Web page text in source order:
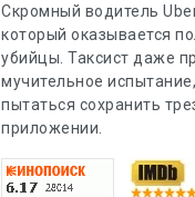
Скромный водитель
который оказывается
убийцы. Таксист даже
мучительное
пытаться сохранить
приложении.